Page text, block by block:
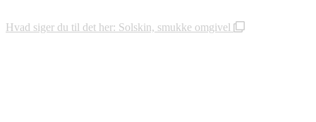
Hvad siger du til det her: Solskin, smukke omgivel